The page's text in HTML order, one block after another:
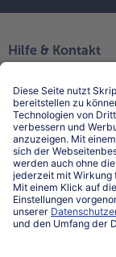
Hilfe & Kontakt
Kontakt
FAQ
Service
Unternehmen